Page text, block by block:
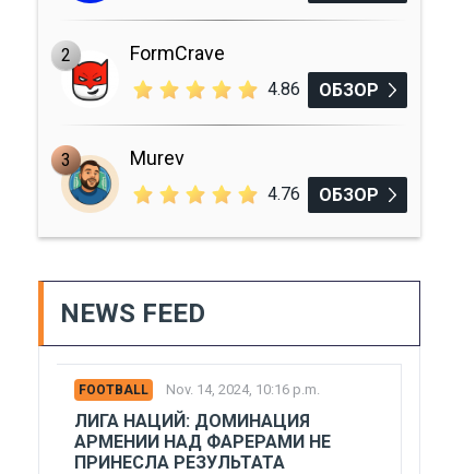
2 FormCrave
4.86 ОБЗОР
3 Murev
4.76 ОБЗОР
NEWS FEED
FOOTBALL Nov. 14, 2024, 10:16 p.m.
ЛИГА НАЦИЙ: ДОМИНАЦИЯ
АРМЕНИИ НАД ФАРЕРАМИ НЕ
ПРИНЕСЛА РЕЗУЛЬТАТА